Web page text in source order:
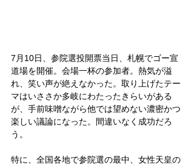
7月10日、参院選投開票当日、札幌でゴー宣
道場を開催。会場一杯の参加者。熱気が溢
れ、笑い声が絶えなかった。取り上げたテー
マはいささか多岐にわたったきらいがある
が、手前味噌ながら他では望めない濃密かつ
楽しい議論になった。間違いなく成功だろ
う。
特に、全国各地で参院選の最中、女性天皇の